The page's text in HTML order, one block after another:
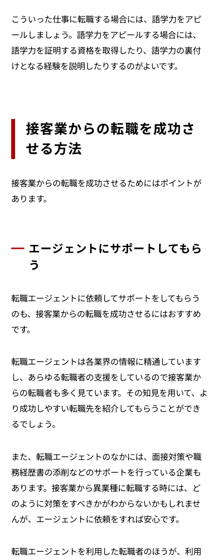
こういった仕事に転職する場合には、語学力をアピ
ールしましょう。語学力をアピールする場合には、
語学力を証明する資格を取得したり、語学力の裏付
けとなる経験を説明したりするのがよいです。
接客業からの転職を成功さ
せる方法
接客業からの転職を成功させるためにはポイントが
あります。
エージェントにサポートしてもら
う
転職エージェントに依頼してサポートをしてもらう
のも、接客業からの転職を成功させるにはおすすめ
です。
転職エージェントは各業界の情報に精通しています
し、あらゆる転職者の支援をしているので接客業か
らの転職者も多く見ています。その知見を用いて、よ
り成功しやすい転職先を紹介してもらうことができ
るでしょう。
また、転職エージェントのなかには、面接対策や職
務経歴書の添削などのサポートを行っている企業も
あります。接客業から異業種に転職する時には、ど
のように対策をすべきかがわからないかもしれませ
んが、エージェントに依頼をすれば安心です。
転職エージェントを利用した転職者のほうが、利用